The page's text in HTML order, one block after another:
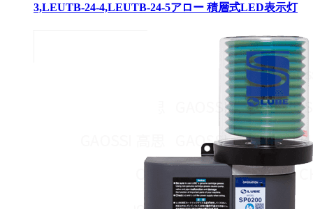
3,LEUTB-24-4,LEUTB-24-5アロー 積層式LED表示灯